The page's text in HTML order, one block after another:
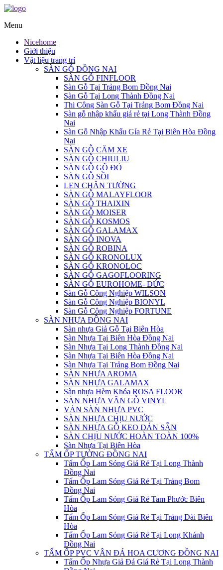
Menu
Nicehome
Giới thiệu
Vật liệu trang trí
SÀN GỖ ĐỒNG NAI
SÀN GỖ FINFLOOR
Sàn Gỗ Tại Trảng Bom Đồng Nai
Sàn Gỗ Tại Long Thành Đồng Nai
Thi Công Sàn Gỗ Tại Trảng Bom Đồng Nai
Sàn gỗ nhập khẩu giá rẻ tại Long Thành Đồng
Nai
Sàn Gỗ Nhập Khẩu Gía Rẻ Tại Biên Hòa Đồng
Nai
SÀN GỖ CĂM XE
SÀN GỖ CHIULIU
SÀN GỖ GÕ ĐỎ
SÀN GỖ SỒI
LEN CHÂN TƯỜNG
SÀN GỖ MALAYFLOOR
SÀN GỖ THAIXIN
SÀN GỖ MOISER
SÀN GỖ KOSMOS
SÀN GỖ GALAMAX
SÀN GỖ INOVA
SÀN GỖ ROBINA
SÀN GỖ KRONOLUX
SÀN GỖ KRONOLOC
SÀN GỖ GAGOFLOORING
SÀN GỖ EUROHOME- ĐỨC
Sàn Gỗ Công Nghiệp WILSON
Sàn Gỗ Công Nghiệp BIONYL
Sàn Gỗ Công Nghiệp FORTUNE
SÀN NHỰA ĐỒNG NAI
Sàn nhựa Giả Gỗ Tại Biên Hòa
Sàn Nhựa Tại Biên Hòa Đồng Nai
Sàn Nhựa Tại Long Thành Đồng Nai
Sàn Nhựa Tại Biên Hòa Đồng Nai
Sàn Nhựa Tại Trảng Bom Đồng Nai
SÀN NHỰA AROMA
SÀN NHỰA GALAMAX
Sàn nhựa Hèm Khóa ROSA FLOOR
SÀN NHỰA VÂN GỖ VINYL
VÁN SÀN NHỰA PVC
SÀN NHỰA CHỊU NƯỚC
SÀN NHỰA GỖ KEO DÁN SẴN
SÀN CHỊU NƯỚC HOÀN TOÀN 100%
Sàn Nhựa Tại Biên Hòa
TẤM ỐP TƯỜNG ĐỒNG NAI
Tấm Ốp Lam Sóng Giá Rẻ Tại Long Thành
Đồng Nai
Tấm Ốp Lam Sóng Giá Rẻ Tại Trảng Bom
Đồng Nai
Tấm Ốp Lam Sóng Giá Rẻ Tam Phước Biên
Hòa
Tấm Ốp Lam Sóng Giá Rẻ Tại Trảng Dài Biên
Hòa
Tấm Ốp Lam Sóng Giá Rẻ Tại Long Khánh
Đồng Nai
TẤM ỐP PVC VÂN ĐÁ HOA CƯƠNG ĐỒNG NAI
Tấm Ốp Nhựa Giả Đá Giá Rẻ Tại Long Thành